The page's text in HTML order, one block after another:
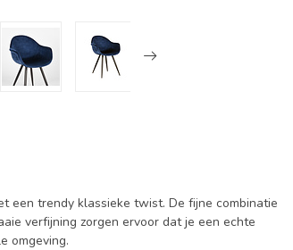
een trendy klassieke twist. De fijne combinatie
verfijning zorgen ervoor dat je een echte
omgeving.